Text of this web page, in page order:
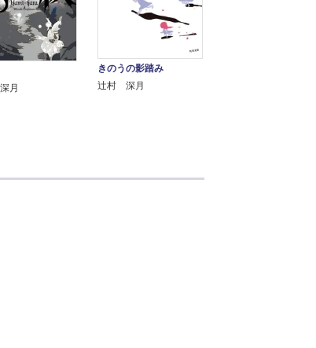
月
きのうの影踏み
辻村 深月